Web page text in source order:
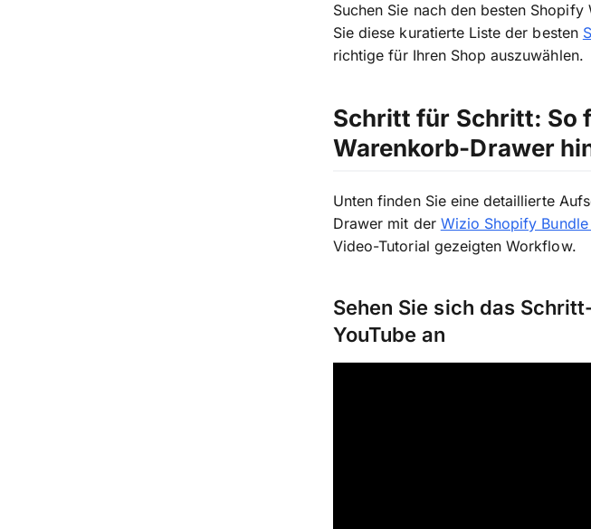
Suchen Sie nach den besten
Sie diese kuratierte Liste der besten
richtige für Ihren Shop auszuwählen.
Schritt für Schritt: So
Warenkorb-Drawer
Unten finden Sie eine detaillierte
Drawer mit der Wizio Shopify
Video-Tutorial gezeigten Workflow.
Sehen Sie sich das
YouTube an